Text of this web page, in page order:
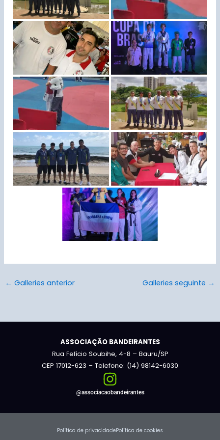
← Galleries anterior Galleries seguinte →
ASSOCIAÇÃO BANDEIRANTES
Rua Felício Soubihe, 4-8 – Bauru/SP
CEP 17012-623 – Telefone: (14) 98142-6030
@associacaobandeirantes
Política de privacidadePolítica de cookies